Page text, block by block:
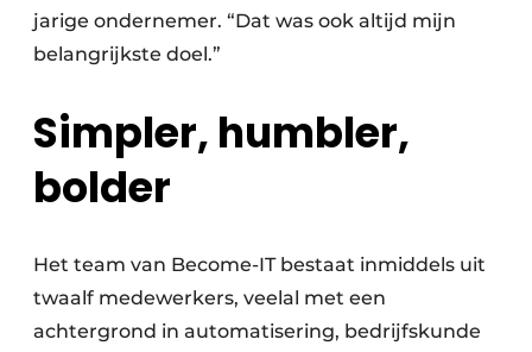
jarige ondernemer. “Dat was ook altijd mijn
belangrijkste doel.”
Simpler, humbler,
bolder
Het team van Become-IT bestaat inmiddels uit
twaalf medewerkers, veelal met een
achtergrond in automatisering, bedrijfskunde